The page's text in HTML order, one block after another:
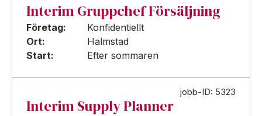
Interim Gruppchef Försäljning
Företag:
Konfidentiellt
Ort:
Halmstad
Start:
Efter sommaren
jobb-ID: 5323
Interim Supply Planner